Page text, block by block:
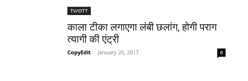
TV/OTT
काला टीका लगाएगा लंबी छलांग, होगी पराग
त्‍यागी की एंट्री
CopyEdit - January 26, 2017 0